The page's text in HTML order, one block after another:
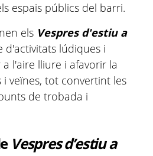
espais públics del barri.
els Vespres d'estiu a
d'activitats lúdiques i
l'aire lliure i afavorir la
veïnes, tot convertint les
de trobada i
Vespres d’estiu a